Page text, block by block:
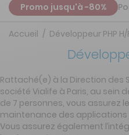
Promo jusqu'à -80%
Accueil Développeur PHP H/
Rattaché(e) à la Direction des
société Vialife à Paris, au sein
de 7 personnes, vous assurez
maintenance des applications
Vous assurez également